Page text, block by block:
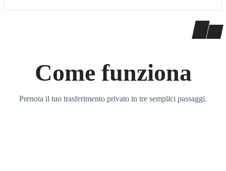
Come funziona
Prenota il tuo trasferimento privato in tre semplici passaggi.